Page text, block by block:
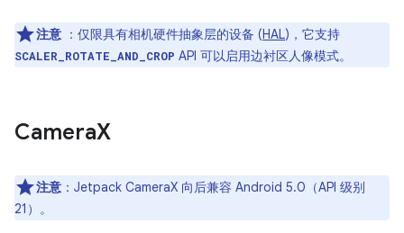
注意 ：仅限具有相机硬件抽象层的设备 (HAL)，它支持
SCALER_ROTATE_AND_CROP API 可以启用边衬区人像模式。
CameraX
注意 ：Jetpack CameraX 向后兼容 Android 5.0（API 级别
21）。